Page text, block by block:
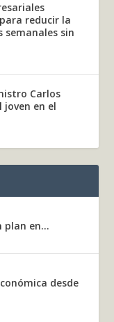
reducir la
semanales sin
Carlos
joven en el
plan en...
desde